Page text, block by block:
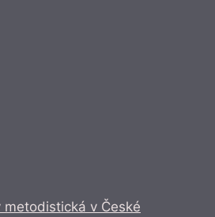
metodistická v České